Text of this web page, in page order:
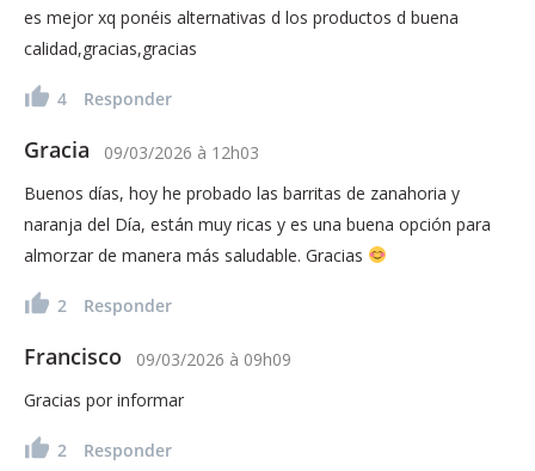
es mejor xq ponéis alternativas d los productos d buena
calidad,gracias,gracias
4 Responder
Gracia 09/03/2026 à 12h03
Buenos días, hoy he probado las barritas de zanahoria y
naranja del Día, están muy ricas y es una buena opción para
almorzar de manera más saludable. Gracias
2 Responder
Francisco 09/03/2026 à 09h09
Gracias por informar
2 Responder